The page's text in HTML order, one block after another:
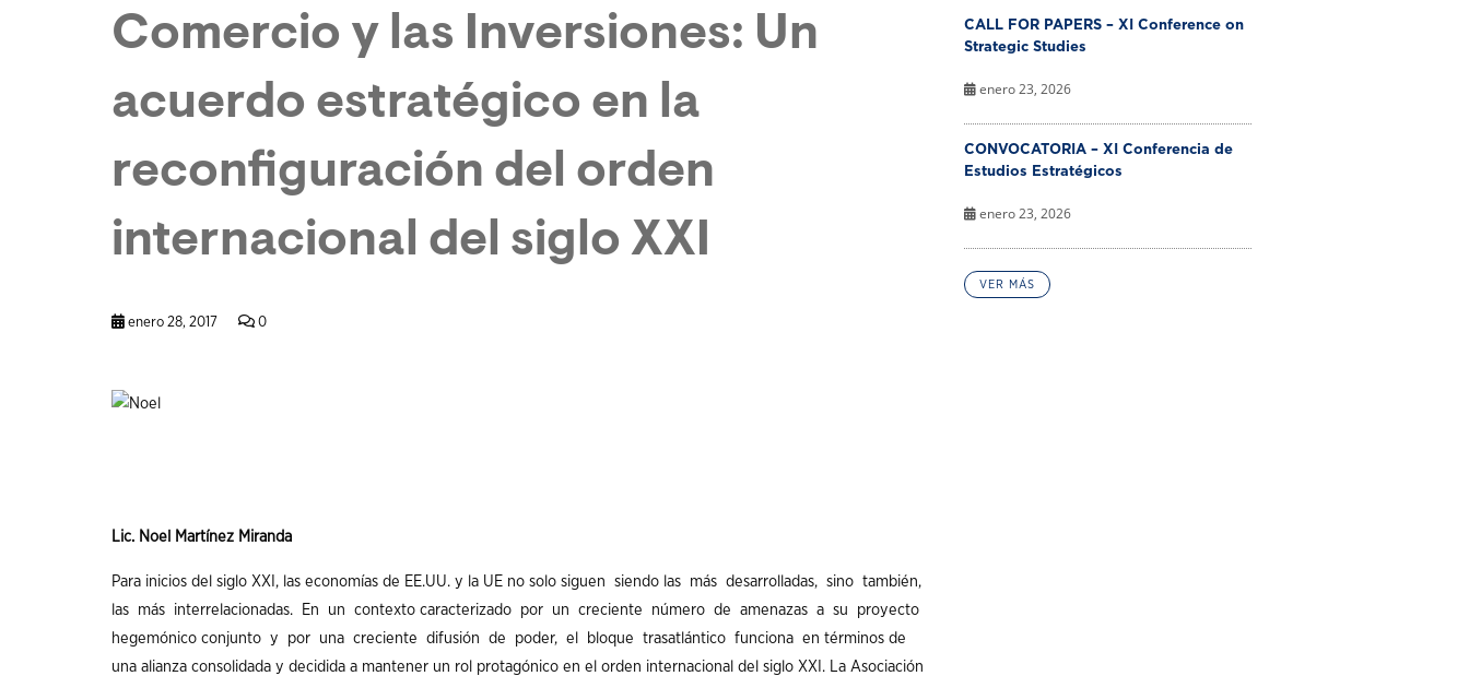
Comercio y las Inversiones: Un
acuerdo estratégico en la
reconfiguración del orden
internacional del siglo XXI
enero 28, 2017 0
Lic. Noel Martínez Miranda
Para inicios del siglo XXI , las economías de EE.UU. y la UE no solo siguen siendo las más desarrolladas, sino también,
las más interrelacionadas. En un contexto caracterizado por un creciente número de amenazas a su
proyecto
hegemónico conjunto y por una creciente difusión de poder, el bloque trasatlántico funciona en términos de
una alianza consolidada y decidida a mantener un rol protagónico en el orden internacional del siglo XXI . La Asociación
CALL FOR PAPERS – XI Conference on
Strategic Studies
enero 23, 2026
CONVOCATORIA – XI Conferencia de
Estudios Estratégicos
enero 23, 2026
VER MÁS